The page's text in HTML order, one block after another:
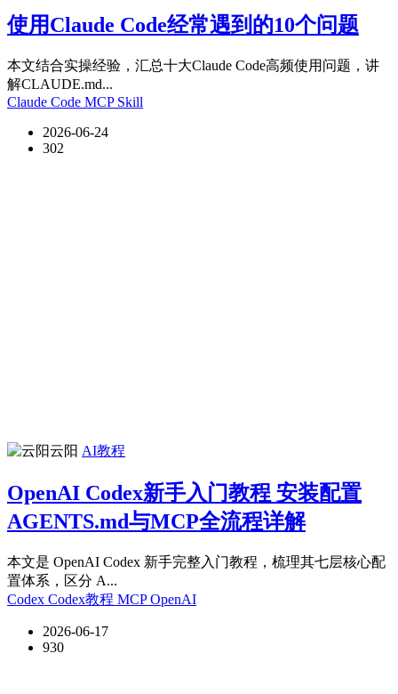
使用Claude Code经常遇到的10个问题
本文结合实操经验，汇总十大Claude Code高频使用问题，讲
解CLAUDE.md...
Claude Code MCP Skill
2026-06-24
302
云阳 AI教程
OpenAI Codex新手入门教程 安装配置
AGENTS.md与MCP全流程详解
本文是 OpenAI Codex 新手完整入门教程，梳理其七层核心配
置体系，区分 A...
Codex Codex教程 MCP OpenAI
2026-06-17
930